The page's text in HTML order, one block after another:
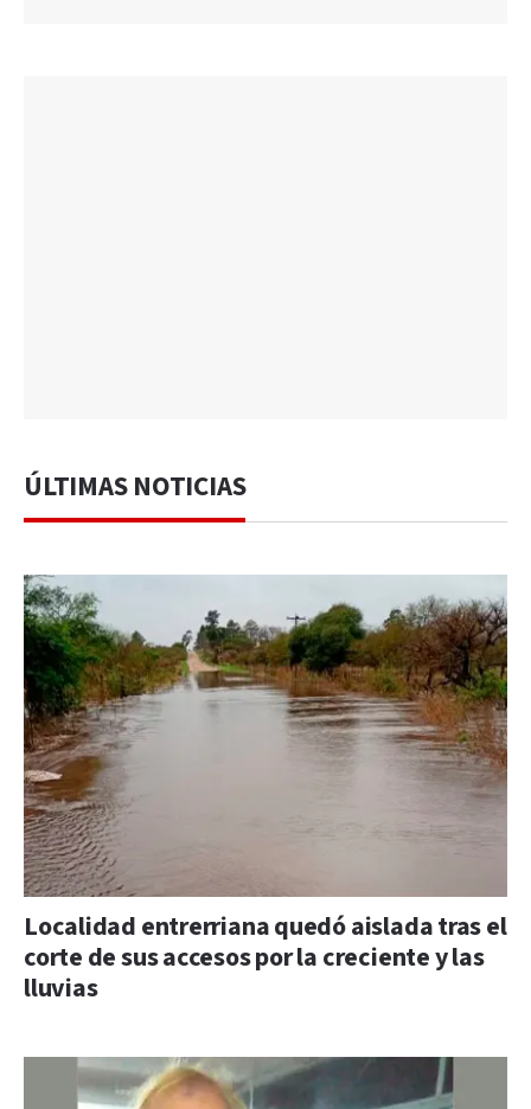
ÚLTIMAS NOTICIAS
Localidad entrerriana quedó aislada tras el
corte de sus accesos por la creciente y las
lluvias